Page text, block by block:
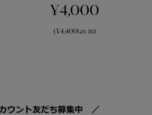
¥4,000
(¥4,400tax in)